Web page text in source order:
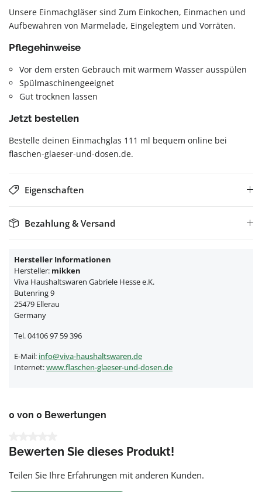
Unsere Einmachgläser sind Zum Einkochen, Einmachen und
Aufbewahren von Marmelade, Eingelegtem und Vorräten.
Pflegehinweise
Vor dem ersten Gebrauch mit warmem Wasser ausspülen
Spülmaschinengeeignet
Gut trocknen lassen
Jetzt bestellen
Bestelle deinen Einmachglas 111 ml bequem online bei
flaschen-glaeser-und-dosen.de.
Eigenschaften
Bezahlung & Versand
Hersteller Informationen
Hersteller: mikken
Viva Haushaltswaren Gabriele Hesse e.K.
Butenring 9
25479 Ellerau
Germany
Tel. 04106 97 59 396
E-Mail: info@viva-haushaltswaren.de
Internet:www.flaschen-glaeser-und-dosen.de
0 von 0 Bewertungen
Bewerten Sie dieses Produkt!
Teilen Sie Ihre Erfahrungen mit anderen Kunden.